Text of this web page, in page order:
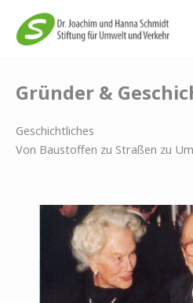
Inhalt
springen
Gründer &
Geschichtliches
Von Baustoffen zu Straßen zu